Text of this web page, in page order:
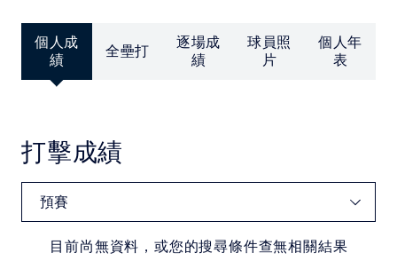
LINK
教育部體育署
個人成
績
全壘打
逐場成
績
球員照
片
個人年
表
打擊成績
目前尚無資料，或您的搜尋條件查無相關結果